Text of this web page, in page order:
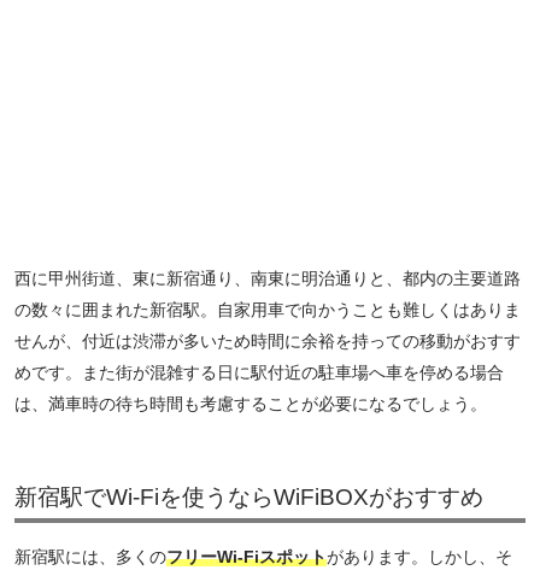
西に甲州街道、東に新宿通り、南東に明治通りと、都内の主要道路
の数々に囲まれた新宿駅。自家用車で向かうことも難しくはありま
せんが、付近は渋滞が多いため時間に余裕を持っての移動がおすす
めです。また街が混雑する日に駅付近の駐車場へ車を停める場合
は、満車時の待ち時間も考慮することが必要になるでしょう。
新宿駅でWi-Fiを使うならWiFiBOXがおすすめ
新宿駅には、多くのフリーWi-Fiスポットがあります。しかし、そ